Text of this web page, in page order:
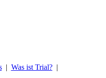
Was ist Trial?